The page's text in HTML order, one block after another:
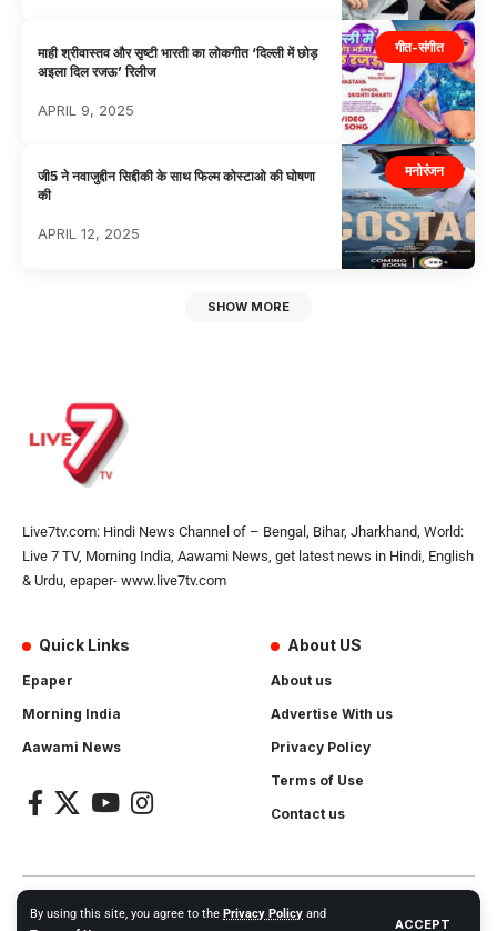
By using this site, you agree to the Privacy Policy and
ACCEPT
गीत-संगीत
माही श्रीवास्तव और सृष्टी भारती का लोकगीत ‘दिल्ली में छोड़
अइला दिल रजऊ’ रिलीज
APRIL 9, 2025
मनोरंजन
जी5 ने नवाजुद्दीन सिद्दीकी के साथ फिल्म कोस्टाओ की घोषणा
की
APRIL 12, 2025
SHOW MORE
Live7tv.com: Hindi News Channel of – Bengal, Bihar, Jharkhand, World:
Live 7 TV, Morning India, Aawami News, get latest news in Hindi, English
& Urdu, epaper- www.live7tv.com
Quick Links
Epaper
Morning India
Aawami News
About US
About us
Advertise With us
Privacy Policy
Terms of Use
Contact us
2024- All Rights Reserved.Live 7 tv. Website Created by and